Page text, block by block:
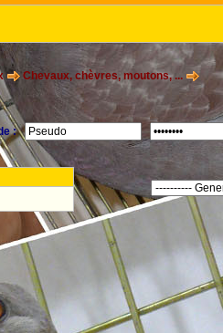
Chevaux, chèvres, moutons, ...
: